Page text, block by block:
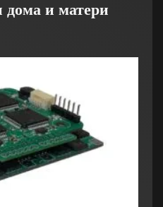
дома и матери